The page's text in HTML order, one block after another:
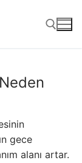
gece
alanı artar.